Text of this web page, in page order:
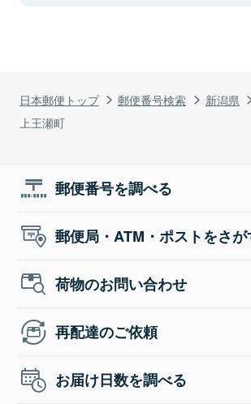
日本郵便トップ 郵便番号検索 新潟県
上王瀬町
郵便番号を調べる
郵便局・ATM・ポストをさが
荷物のお問い合わせ
再配達のご依頼
お届け日数を調べる